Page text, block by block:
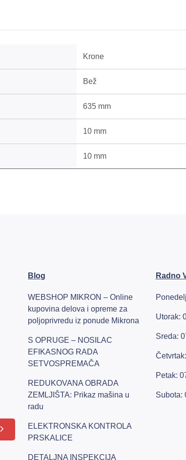
Krone
Bež
635 mm
10 mm
10 mm
Blog
WEBSHOP MIKRON – Online
kupovina delova i opreme za
poljoprivredu iz ponude Mikrona
S OPRUGE – NOSILAC
EFIKASNOG RADA
SETVOSPREMAČA
REDUKOVANA OBRADA
ZEMLJIŠTA: Prikaz mašina u
radu
ELEKTRONSKA KONTROLA
PRSKALICE
DETALJNA INSPEKCIJA
Radno
Utorak:
Sreda:
Petak:
Subota: